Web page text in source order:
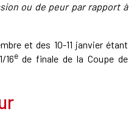
ou de peur par rapport à
et des 10-11 janvier étant
16ede finale de la Coupe de